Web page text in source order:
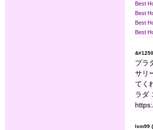
Best
Best
Best
Best
プラ
サリ
てく
ラダ
lsm99